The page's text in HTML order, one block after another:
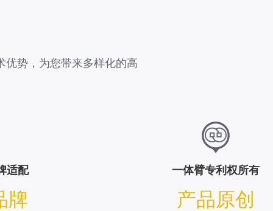
优势，为您带来多样化的高
适配
牌
一体臂专利权所有
产品原创